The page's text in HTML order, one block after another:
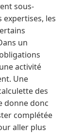
sous-
expertises, les
un
activité
Une
des
donne donc
complétée
aller plus